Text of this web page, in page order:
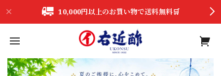
10,000円以上のお買い物で送料無料🛒